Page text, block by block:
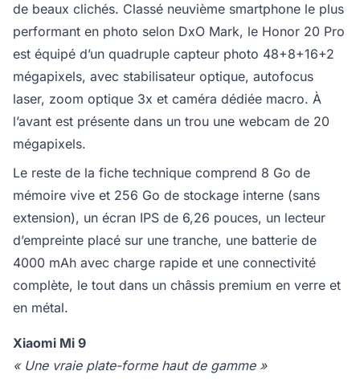
de beaux clichés. Classé neuvième smartphone le plus
performant en photo selon DxO Mark, le Honor 20 Pro
est équipé d’un quadruple capteur photo 48+8+16+2
mégapixels, avec stabilisateur optique, autofocus
laser, zoom optique 3x et caméra dédiée macro. À
l’avant est présente dans un trou une webcam de 20
mégapixels.
Le reste de la fiche technique comprend 8 Go de
mémoire vive et 256 Go de stockage interne (sans
extension), un écran IPS de 6,26 pouces, un lecteur
d’empreinte placé sur une tranche, une batterie de
4000 mAh avec charge rapide et une connectivité
complète, le tout dans un châssis premium en verre et
en métal.
Xiaomi Mi 9
« Une vraie plate-forme haut de gamme »